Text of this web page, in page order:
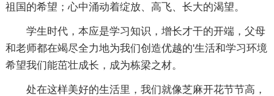
祖国的希望；心中涌动着绽放、高飞、长大的渴望。
学生时代，本应是学习知识，增长才干的开端，父母
和老师都在竭尽全力地为我们创造优越的'生活和学习环境
希望我们能茁壮成长，成为栋梁之材。
处在这样美好的生活里，我们就像芝麻开花节节高，